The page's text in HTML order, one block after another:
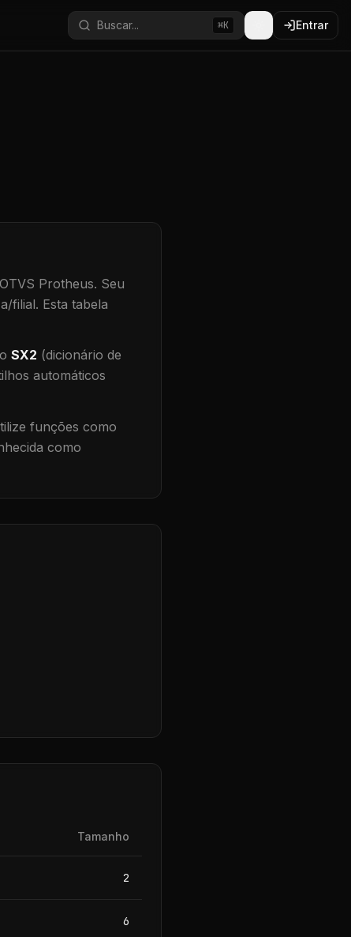
Buscar... ⌘K Entrar
Protheus. Seu
filial. Esta tabela
SX2 (dicionário de
automáticos
funções como
como
Tamanho
2
6